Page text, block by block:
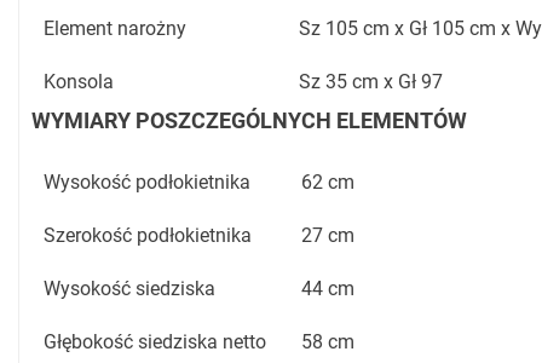
Element narożny Sz 105 cm x Gł 105 cm x
Konsola Sz 35 cm x Gł 97
WYMIARY POSZCZEGÓLNYCH ELEMENTÓW
Wysokość podłokietnika 62 cm
Szerokość podłokietnika 27 cm
Wysokość siedziska 44 cm
Głębokość siedziska netto 58 cm